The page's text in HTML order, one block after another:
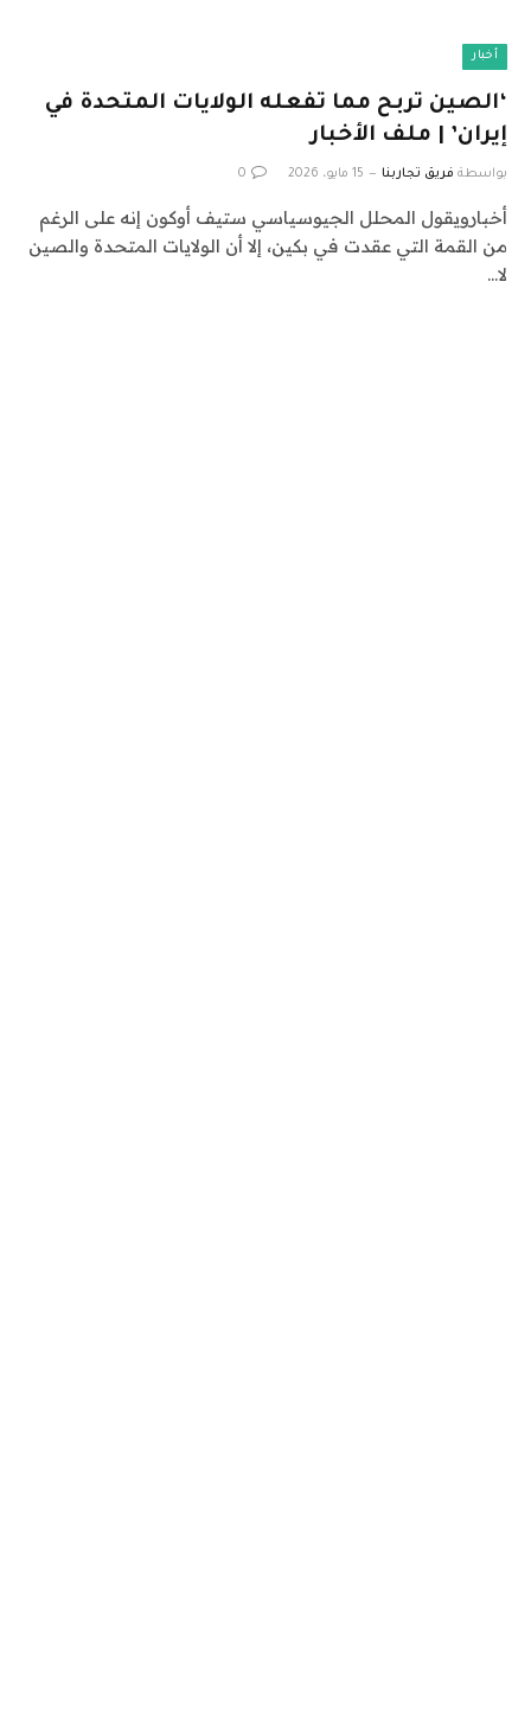
أخبار
‘الصين تربح مما تفعله الولايات المتحدة في
إيران’ | ملف الأخبار
بواسطة فريق تجاربنا 15 مايو، 2026 0
أخبارويقول المحلل الجيوسياسي ستيف أوكون إنه على الرغم
من القمة التي عقدت في بكين، إلا أن الولايات المتحدة والصين
لا…